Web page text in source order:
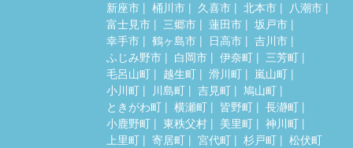
新座市
桶川市 久喜市 北本市
八潮市
富士見市
三郷市 蓮田市
坂戸市
幸手市
鶴ヶ島市 日高市
吉川市
ふじみ野市
白岡市 伊奈町
三芳町
毛呂山町
越生町 滑川町
嵐山町
小川町
川島町 吉見町
鳩山町
ときがわ町
横瀬町 皆野町
長瀞町
小鹿野町
東秩父村 美里町
神川町
上里町
寄居町 宮代町 杉戸町 松伏町